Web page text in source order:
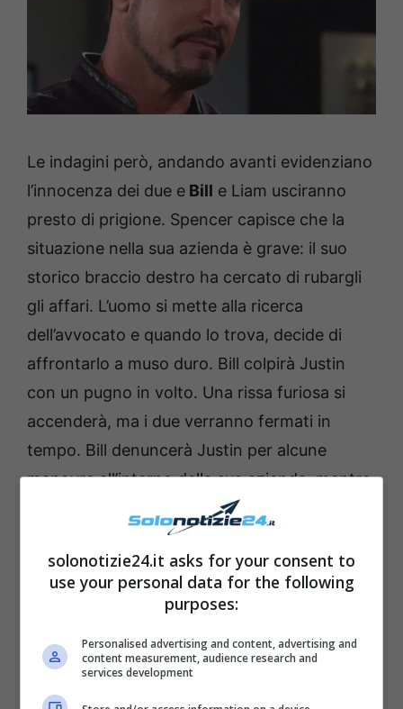
Le indagini però, andando avanti evidenziano
l’innocenza dei due e Bill e Liam usciranno
presto di prigione. Spencer capisce che la
situazione nella sua azienda è grave: il suo
storico braccio destro ha cercato di rubargli
gli affari. L’uomo si mette alla ricerca
dell’avvocato e quando lo trova, decide di
affrontarlo a muso duro. Bill colpirà Justin
con un pugno in volto. Una rissa furiosa si
accenderà, ma i due verranno fermati in
tempo. Bill denuncerà Justin per alcune
manovre all’interno della sua azienda, mentre
l’avvocato sembra convinto della
colpevolezza di padre e figlio nel caso di
Vinny.
Carlo Conti pelle, svelato il
motivo delle lampade: la verità del
conduttore
solonotizie24.it asks for your consent to
use your personal data for the following
purposes:
Personalised advertising and content, advertising and
content measurement, audience research and
services development